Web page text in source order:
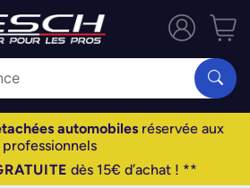
automobiles réservée aux
professionnels
dès 15€ d’achat ! **